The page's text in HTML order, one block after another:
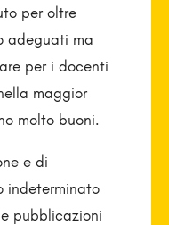
per oltre
adeguati ma
per i docenti
maggior
molto buoni.
e di
indeterminato
pubblicazioni